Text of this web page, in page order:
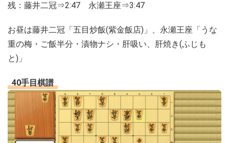
残：藤井二冠⇒2:47 永瀬王座⇒3:47
お昼は藤井二冠「五目炒飯(紫金飯店)」、永瀬王座「うな
重の梅・ご飯半分・漬物ナシ・肝吸い、肝焼き(ふじも
と)」
40手目棋譜